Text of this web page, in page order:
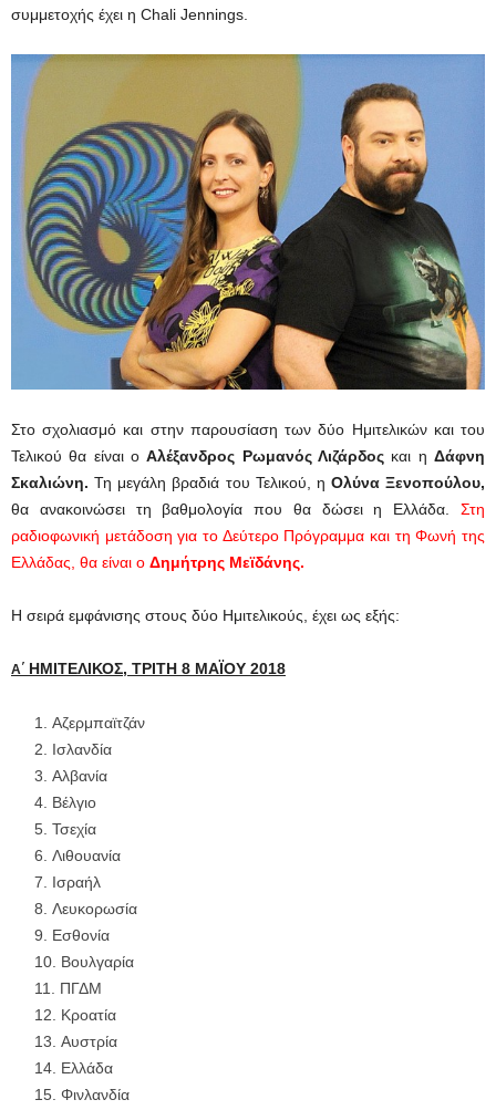
συμμετοχής έχει η Chali Jennings.
Στο σχολιασμό και στην παρουσίαση των δύο Ημιτελικών και του
Τελικού θα είναι οΑλέξανδρος Ρωμανός Λιζάρδος και ηΔάφνη
Σκαλιώνη. Τη μεγάλη βραδιά του Τελικού, η Ολύνα Ξενοπούλου,
θα ανακοινώσει τη βαθμολογία που θα δώσει η Ελλάδα. Στη
ραδιοφωνική μετάδοση για το Δεύτερο Πρόγραμμα και τη Φωνή της
Ελλάδας, θα είναι ο Δημήτρης Μεϊδάνης.
Η σειρά εμφάνισης στους δύο Ημιτελικούς, έχει ως εξής:
Α΄ ΗΜΙΤΕΛΙΚΟΣ, ΤΡΙΤΗ 8 ΜΑΪΟΥ 2018
Αζερμπαϊτζάν
Ισλανδία
Αλβανία
Βέλγιο
Τσεχία
Λιθουανία
Ισραήλ
Λευκορωσία
Εσθονία
Βουλγαρία
ΠΓΔΜ
Κροατία
Αυστρία
Ελλάδα
Φινλανδία